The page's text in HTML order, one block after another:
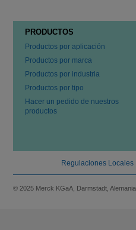
PRODUCTOS
Productos por aplicación
Productos por marca
Productos por industria
Productos por tipo
Hacer un pedido de nuestros
productos
Regulaciones Locales
© 2025 Merck KGaA, Darmstadt,